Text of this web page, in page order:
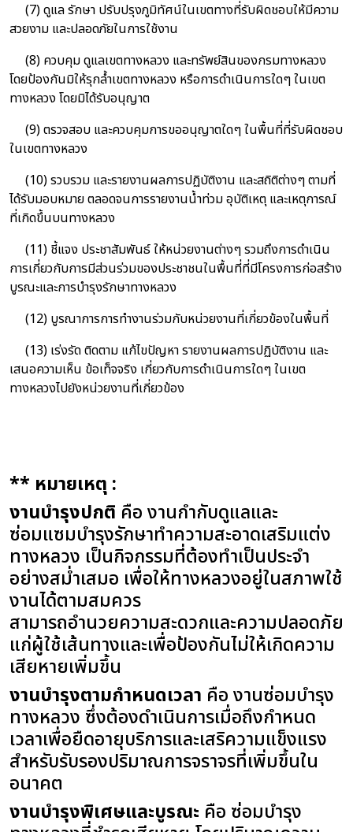
(7) ดูแล รักษา ปรับปรุงภูมิทัศน์ในเขตทางที่รับผิดชอบให้มีความ
สวยงาม และปลอดภัยในการใช้งาน
(8) ควบคุม ดูแลเขตทางหลวง และทรัพย์สินของกรมทางหลวง
โดยป้องกันมิให้รุกล้ำเขตทางหลวง หรือการดำเนินการใดๆ ในเขต
ทางหลวง โดยมิได้รับอนุญาต
(9) ตรวจสอบ และควบคุมการขออนุญาตใดๆ ในพื้นที่ที่รับผิดชอบ
ในเขตทางหลวง
(10) รวบรวม และรายงานผลการปฏิบัติงาน และสถิติต่างๆ ตามที่
ได้รับมอบหมาย ตลอดจนการรายงานน้ำท่วม อุบัติเหตุ และเหตุการณ์
ที่เกิดขึ้นบนทางหลวง
(11) ชี้แจง ประชาสัมพันธ์ ให้หน่วยงานต่างๆ รวมถึงการดำเนิน
การเกี่ยวกับการมีส่วนร่วมของประชาชนในพื้นที่ที่มีโครงการก่อสร้าง
บูรณะและการบำรุงรักษาทางหลวง
(12) บูรณาการการทำงานร่วมกับหน่วยงานที่เกี่ยวข้องในพื้นที่
(13) เร่งรัด ติดตาม แก้ไขปัญหา รายงานผลการปฏิบัติงาน และ
เสนอความเห็น ข้อเท็จจริง เกี่ยวกับการดำเนินการใดๆ ในเขต
ทางหลวงไปยังหน่วยงานที่เกี่ยวข้อง
** หมายเหตุ :
งานบำรุงปกติ คือ งานกำกับดูแลและ
ซ่อมแซมบำรุงรักษาทำความสะอาดเสริมแต่ง
ทางหลวง เป็นกิจกรรมที่ต้องทำเป็นประจำ
อย่างสม่ำเสมอ เพื่อให้ทางหลวงอยู่ในสภาพใช้
งานได้ตามสมควร
สามารถอำนวยความสะดวกและความปลอดภัย
แก่ผู้ใช้เส้นทางและเพื่อป้องกันไม่ให้เกิดความ
เสียหายเพิ่มขึ้น
งานบำรุงตามกำหนดเวลา คือ งานซ่อมบำรุง
ทางหลวง ซึ่งต้องดำเนินการเมื่อถึงกำหนด
เวลาเพื่อยืดอายุบริการและเสริความแข็งแรง
สำหรับรับรองปริมาณการจราจรที่เพิ่มขึ้นใน
อนาคต
งานบำรุงพิเศษและบูรณะ คือ ซ่อมบำรุง